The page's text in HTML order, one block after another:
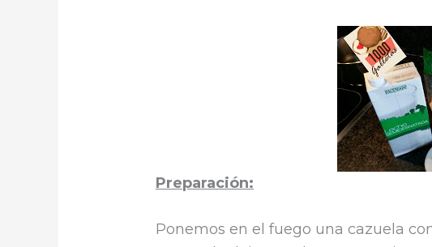
Preparación:
Ponemos en el fuego una cazuela